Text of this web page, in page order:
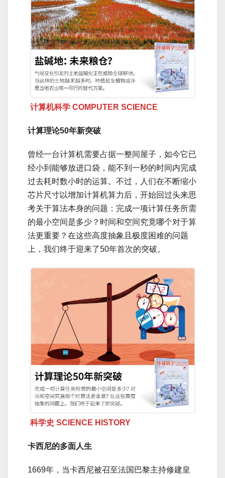
计算机科学 COMPUTER SCIENCE
计算理论50年新突破
曾经一台计算机需要占据一整间屋子，如今它已
经小到能够放进口袋，能不到一秒的时间内完成
过去耗时数小时的运算。不过，人们在不断缩小
芯片尺寸以增加计算机算力后，开始回过头来思
考关于算法本身的问题：完成一项计算任务所需
的最小空间是多少？时间和空间究竟哪个对于算
法更重要？在这些高度抽象且极度困难的问题
上，我们终于迎来了50年首次的突破。
科学史 SCIENCE HISTORY
卡西尼的多面人生
1669年，当卡西尼被召至法国巴黎主持修建皇